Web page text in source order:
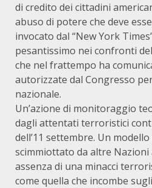
di credito dei cittadini
abuso di potere che deve
invocato dal “New York
pesantissimo nei confronti
che nel frattempo ha
autorizzate dal Congresso
nazionale.
Un’azione di monitoraggio
dagli attentati terroristici
dell’11 settembre. Un
scimmiottato da altre Nazioni
assenza di una minacci
come quella che incombe